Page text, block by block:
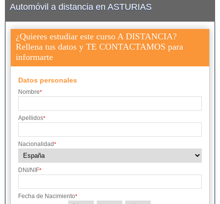
SALAS
SAN MARTIN DEL
SIERO
TAPIA DE
CASARIEGO
TINEO VALDES
VEGADEO VILLAVICIOSA
Automóvil a distancia en ASTURIAS
¿Quieres estudiar este curso A DISTANCIA?
Rellena tus datos y TE CONTACTAMOS para
informarte
Datos personales
Nombre*
Apellidos*
Nacionalidad*
DNI/NIF*
Fecha de Nacimiento*